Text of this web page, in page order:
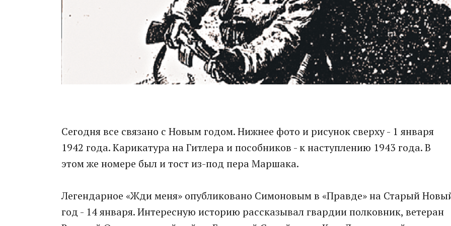
Сегодня все связано с Новым годом. Нижнее фото и рисунок сверху - 1 января
1942 года. Карикатура на Гитлера и пособников - к наступлению 1943 года. В
этом же номере был и тост из-под пера Маршака.
Легендарное «Жди меня» опубликовано Симоновым в «Правде» на Старый
год - 14 января. Интересную историю рассказывал гвардии полковник, ветеран